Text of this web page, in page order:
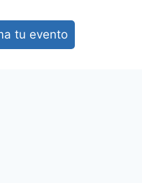
tu evento